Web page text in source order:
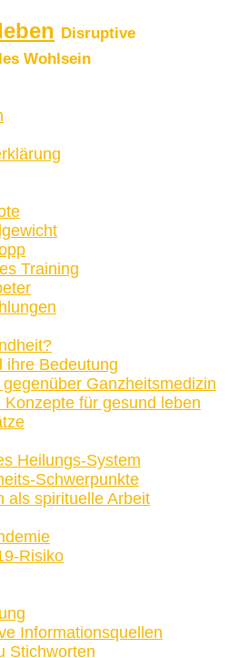
Disruptive
Wohlsein
Training
ihre Bedeutung
Ganzheitsmedizin
Konzepte für gesund leben
Heilungs-System
Schwerpunkte
als spirituelle Arbeit
Risiko
Informationsquellen
Stichworten